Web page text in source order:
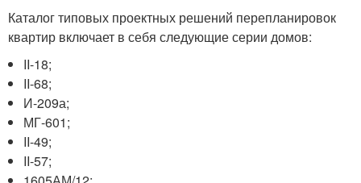
Каталог типовых проектных решений перепланировок
квартир включает в себя следующие серии домов:
II-18;
II-68;
И-209а;
МГ-601;
II-49;
II-57;